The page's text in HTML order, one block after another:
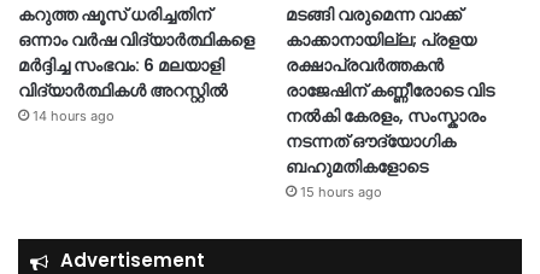
കറുത്ത ഷൂസ് ധരിച്ചതിന്
ഒന്നാം വർഷ വിദ്യാർത്ഥികളെ
മർദ്ദിച്ച സംഭവം: 6 മലയാളി
വിദ്യാർത്ഥികൾ അറസ്റ്റിൽ
14 hours ago
മടങ്ങി വരുമെന്ന വാക്ക്
കാക്കാനായില്ല; പ്രളയ
രക്ഷാപ്രവർത്തകൻ
രാജേഷിന് കണ്ണീരോടെ വിട
നൽകി കേരളം, സംസ്കാരം
നടന്നത് ഔദ്യോ​ഗിക
ബഹുമതികളോടെ
15 hours ago
Advertisement